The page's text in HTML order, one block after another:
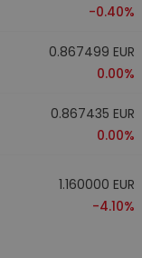
-0.40%
0.867499 EUR
0.00%
0.867435 EUR
0.00%
1.160000 EUR
-4.10%